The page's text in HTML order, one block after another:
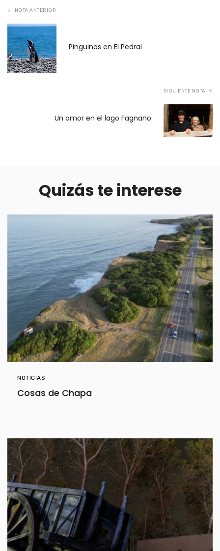
NOTA ANTERIOR
Pingüinos en El Pedral
SIGUIENTE NOTA
Un amor en el lago Fagnano
Quizás te interese
NOTICIAS
Cosas de Chapa